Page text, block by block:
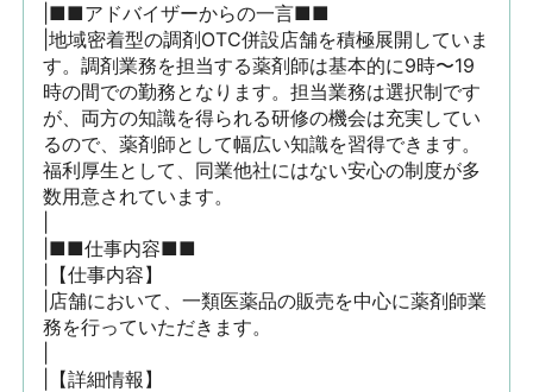
|■■アドバイザーからの一言■■
|地域密着型の調剤OTC併設店舗を積極展開していま
す。調剤業務を担当する薬剤師は基本的に9時〜19
時の間での勤務となります。担当業務は選択制です
が、両方の知識を得られる研修の機会は充実してい
るので、薬剤師として幅広い知識を習得できます。
福利厚生として、同業他社にはない安心の制度が多
数用意されています。
|■■仕事内容■■
|【仕事内容】
|店舗において、一類医薬品の販売を中心に薬剤師業
務を行っていただきます。
|【詳細情報】